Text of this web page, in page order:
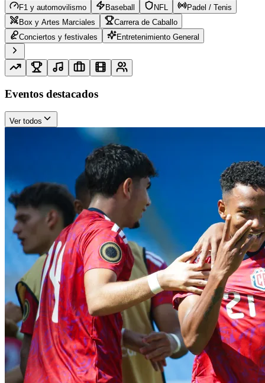
F1 y automovilismo
Baseball NFL
Padel / Tenis
Box y Artes Marciales
Carrera de Caballo
Conciertos y festivales
Entretenimiento General
Eventos destacados
Ver todos